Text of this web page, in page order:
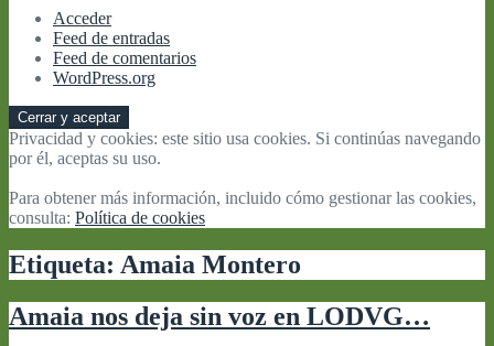
Acceder
Feed de entradas
Feed de comentarios
WordPress.org
Privacidad y cookies: este sitio usa cookies. Si continúas navegando
por él, aceptas su uso.
Para obtener más información, incluido cómo gestionar las cookies,
consulta: Política de cookies
Etiqueta: Amaia Montero
Amaia nos deja sin voz en LODVG…